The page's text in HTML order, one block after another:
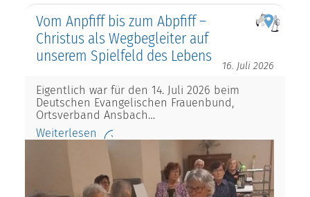
Vom Anpfiff bis zum Abpfiff –
Christus als Wegbegleiter auf
unserem Spielfeld des Lebens
16. Juli 2026
Eigentlich war für den 14. Juli 2026 beim
Deutschen Evangelischen Frauenbund,
Ortsverband Ansbach…
Weiterlesen